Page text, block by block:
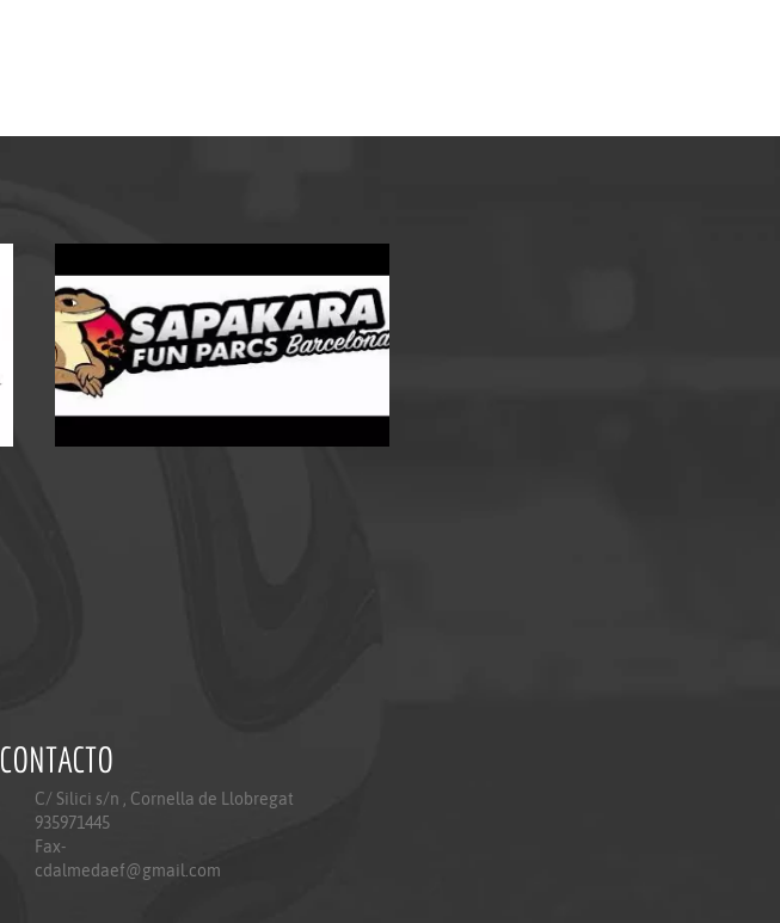
CONTACTO
C/ Silici s/n , Cornella de Llobregat
935971445
Fax-
cdalmedaef@gmail.com